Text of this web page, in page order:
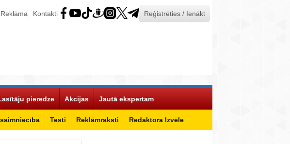
Reklāma Kontakti Reģistrēties / Ienākt
Testi Reklāmraksti Redaktora Izvēle
pieredze Akcijas Jautā ekspertam